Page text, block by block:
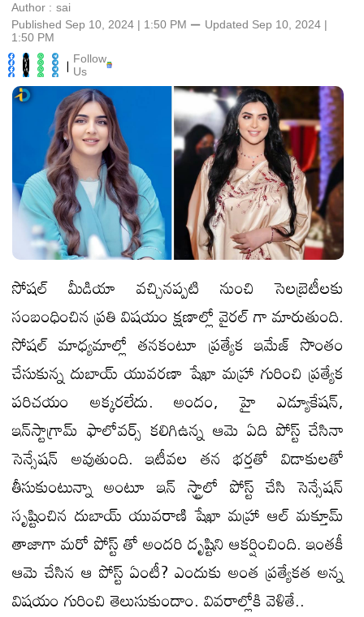
Author : sai
Published Sep 10, 2024 | 1:50 PM ⚊ Updated Sep 10, 2024 |
1:50 PM
| Follow
Us
సోషల్ మీడియా వచ్చినప్పటి నుంచి సెలబ్రెటీలకు
సంబంధించిన ప్రతి విషయం క్షణాల్లో వైరల్ గా మారుతుంది.
సోషల్ మాధ్యమాల్లో తనకంటూ ప్రత్యేక ఇమేజ్ సొంతం
చేసుకున్న దుబాయ్ యువరణా షేఖా మహ్రా గురించి ప్రత్యేక
పరిచయం అక్కరలేదు. అందం, హై ఎడ్యూకేషన్,
ఇన్‌స్టాగ్రామ్ ఫాలోవర్స్ కలిగిఉన్న ఆమె ఏది పోస్ట్ చేసినా
సెన్సేషన్ అవుతుంది. ఇటీవల తన భర్తతో విడాకులతో
తీసుకుంటున్నా అంటూ ఇన్ స్ట్రాలో పోస్ట్ చేసి సెన్సేషన్
సృష్టించిన దుబాయ్ యువరాణి షేఖా మహ్రా ఆల్ మక్తూమ్
తాజాగా మరో పోస్ట్ తో అందరి దృష్టిని ఆకర్షించింది. ఇంతకీ
ఆమె చేసిన ఆ పోస్ట్ ఏంటీ? ఎందుకు అంత ప్రత్యేకత అన్న
విషయం గురించి తెలుసుకుందాం. వివరాల్లోకి వెళితే..